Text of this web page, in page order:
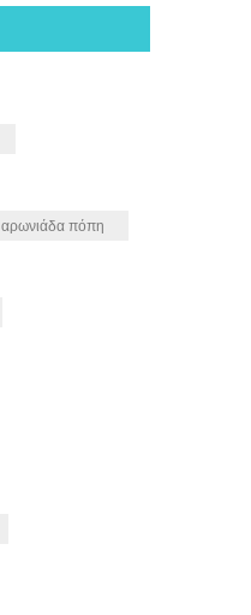
αρωνιάδα πόπη